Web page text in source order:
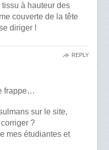
à hauteur des
couverte de la tête
diriger !
frappe…
sur le site,
?
mes étudiantes et
REPLY